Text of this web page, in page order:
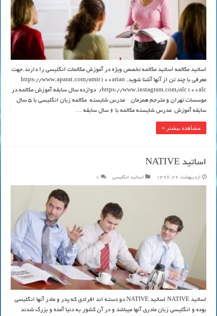
اساتید مکالمه اساتید مکالمه تخصص ویژه در آموزش مکالمات انگلیسی را دارند.جهت
معرفی با چند تن از آنها آشنا شوید. https://www.aparat.com/amir100arian
https://www.instagram.com/alc100alc/ دوازده سال سابقه آموزش مکالمه در
موسسات تهران و مترجم همزمان مدرس شایسته مکالمه زبان انگلیسی با 5 سال
سابقه آموزش مدرس شایسته مکالمه با 6 سال سابقه …
مشاهده بیشتر »
اساتید NATIVE
اردیبهشت 22, 1396 اساتید انگلیسی 0
اساتید NATIVE اساتید NATIVE دو دسته اند افرادی که پدر و مادر آنها انگلیسی
بوده و انگلیسی زبان مادری آنها میباشد و در آن کشور به دنیا آمده و بزرگ شدند